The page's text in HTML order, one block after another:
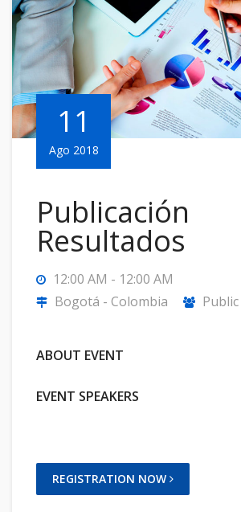
11
Ago 2018
Publicación
Resultados
12:00 AM - 12:00 AM
Bogotá - Colombia
Public
ABOUT EVENT
EVENT SPEAKERS
REGISTRATION NOW